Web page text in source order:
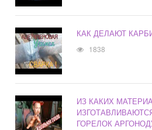
КАК ДЕЛАЮТ
1838
ИЗ КАКИХ
ГОРЕЛОК